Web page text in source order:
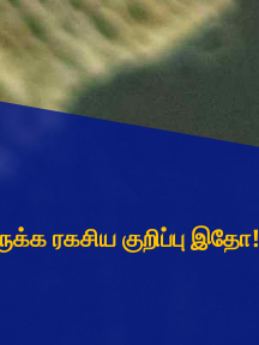
ரகசிய குறிப்பு இதோ!